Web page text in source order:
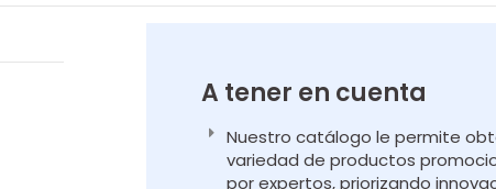
A tener en cuenta
Nuestro catálogo le permite
variedad de productos
por expertos, priorizando